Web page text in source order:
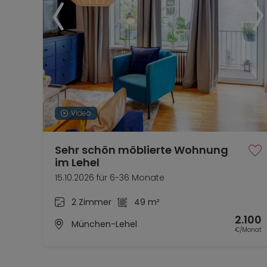
35 Minuten Fahrzeit zum Airport Terminal.
Einen Tiefgaragenplatz können Sie je nach
Frauenstraße 38 in einer öffentlichen
siehe Bavaria Parkgaragen GmbH, Rieger City).
Video
Sehr schön möblierte Wohnung
im Lehel
15.10.2026 für 6-36 Monate
2 Zimmer
49 m²
München-Lehel
2.100
€/Monat